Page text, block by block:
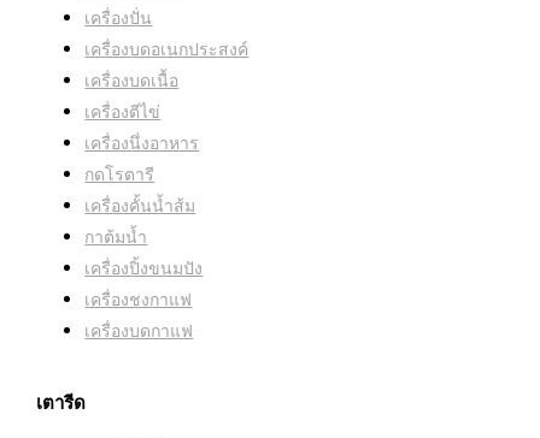
เครื่องปั่น
เครื่องบดอเนกประสงค์
เครื่องบดเนื้อ
เครื่องตีไข่
เครื่องนึ่งอาหาร
กดโรตารี
เครื่องคั้นน้ำส้ม
กาต้มน้ำ
เครื่องปิ้งขนมปัง
เครื่องชงกาแฟ
เครื่องบดกาแฟ
เตารีด